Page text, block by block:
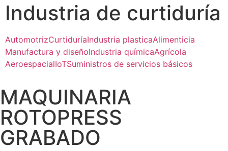
Industria de curtiduría
AutomotrizCurtiduríaIndustria plasticaAlimenticia
Manufactura y diseñoIndustria químicaAgrícola
AeroespacialIoTSuministros de servicios básicos
MAQUINARIA
ROTOPRESS
GRABADO